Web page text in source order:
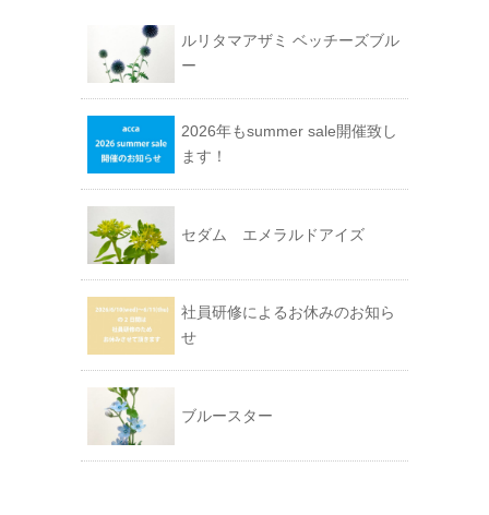
ルリタマアザミ ベッチーズブル
ー
2026年もsummer sale開催致し
ます！
セダム エメラルドアイズ
社員研修によるお休みのお知ら
せ
ブルースター